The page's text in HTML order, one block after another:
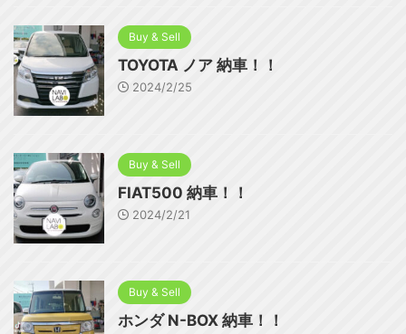
Buy & Sell
TOYOTA ノア 納車！！
2024/2/25
Buy & Sell
FIAT500 納車！！
2024/2/21
Buy & Sell
ホンダ N-BOX 納車！！